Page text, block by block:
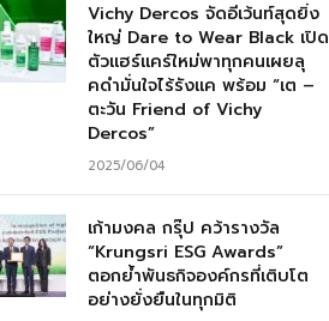
Vichy Dercos จัดอีเว้นท์สุดยิ่ง
ใหญ่ Dare to Wear Black เปิด
ตัวแฮร์แคร์ใหม่พาทุกคนเผยลุ
คดำมั่นใจไร้รังแค พร้อม “เต –
ตะวัน Friend of Vichy
Dercos”
2025/06/04
เก้ามงคล กรุ๊ป คว้ารางวัล
“Krungsri ESG Awards”
ตอกย้ำพันธกิจองค์กรที่เติบโต
อย่างยั่งยืนในทุกมิติ